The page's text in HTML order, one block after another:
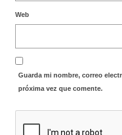
Web
Guarda mi nombre, correo
próxima vez que comente.